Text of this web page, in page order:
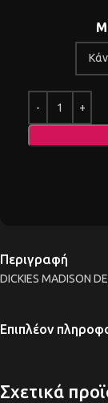
Περιγραφή
DICKIES MADISON
Επιπλέον
Σχετικά